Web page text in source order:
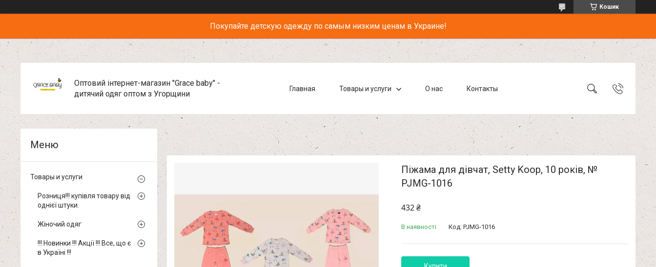
Кошик
Покупайте детскую одежду по самым низким ценам в Украине!
Оптовий інтернет-магазин "Grace baby" -
дитячий одяг оптом з Угорщини
Главная Товары и услуги О нас Контакты
Піжама для дівчат, Setty Koop, 10 років, №
PJMG-1016
432 ₴
В наявності Код: PJMG-1016
Товары и услуги
Розниця!!! купівля товару від
однієї штуки.
Жіночий одяг
!!! Новинки !!! Акції !!! Все, що є
в Україні !!!